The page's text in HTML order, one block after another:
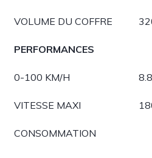
VOLUME DU COFFRE
PERFORMANCES
0-100 KM/H
VITESSE MAXI
CONSOMMATION